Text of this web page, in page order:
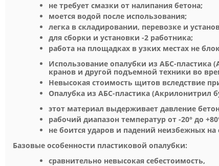
не требует смазки от налипания бетона;
моется водой после использования;
легка в складировании, перевозке и
для сборки и установки -2 работника;
работа на площадках в узких местах не
Использование опалубки из АБС-пластика
кранов и другой подъемной техники во
Невысокая стоимость щитов вследствие
Опалубка из АБС-пластика (Акрилонитрил
этот материал выдерживает давление
рабочий диапазон температур от -20° до
не боится ударов и падений неизбежных
Базовые особенности пластиковой опалубки:
сравнительно невысокая себестоимость,